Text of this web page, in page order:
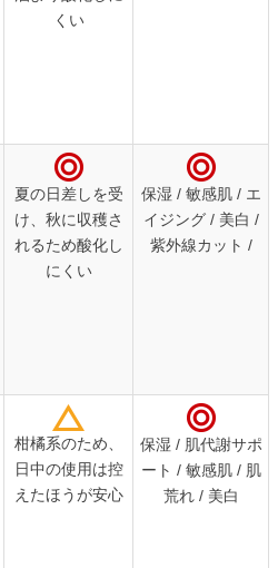
くい
夏の日差しを受
け、秋に収穫さ
れるため酸化し
にくい
保湿 / 敏感肌 / エ
イジング / 美白 /
紫外線カット /
柑橘系のため、
日中の使用は控
えたほうが安心
保湿 / 肌代謝サポ
ート / 敏感肌 / 肌
荒れ / 美白